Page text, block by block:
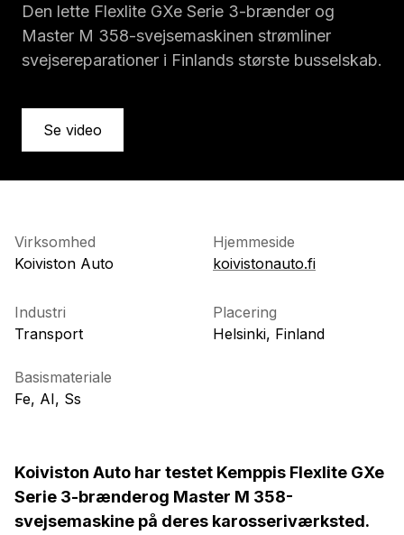
Den lette Flexlite GXe Serie 3-brænder og
Master M 358-svejsemaskinen strømliner
svejsereparationer i Finlands største busselskab.
Se video
Virksomhed
Koiviston Auto
Hjemmeside
koivistonauto.fi
Industri
Transport
Placering
Helsinki, Finland
Basismateriale
Fe, AI, Ss
Koiviston Auto har testet Kemppis Flexlite GXe
Serie 3-brænderog Master M 358-
svejsemaskine på deres karosseriværksted.